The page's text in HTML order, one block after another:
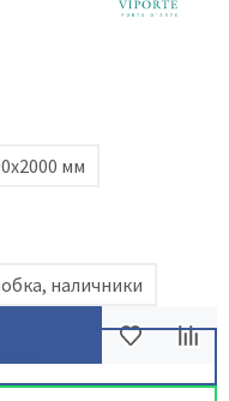
мм
наличники